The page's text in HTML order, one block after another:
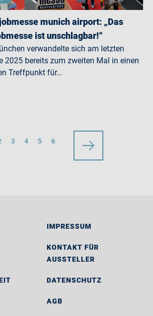
munich airport: „Das
ist unschlagbar!“
verwandelte sich am letzten
2025 bereits zum zweiten Mal in einen
Treffpunkt für…
3 4 5 6
IMPRESSUM
KONTAKT FÜR
AUSSTELLER
DATENSCHUTZ
AGB